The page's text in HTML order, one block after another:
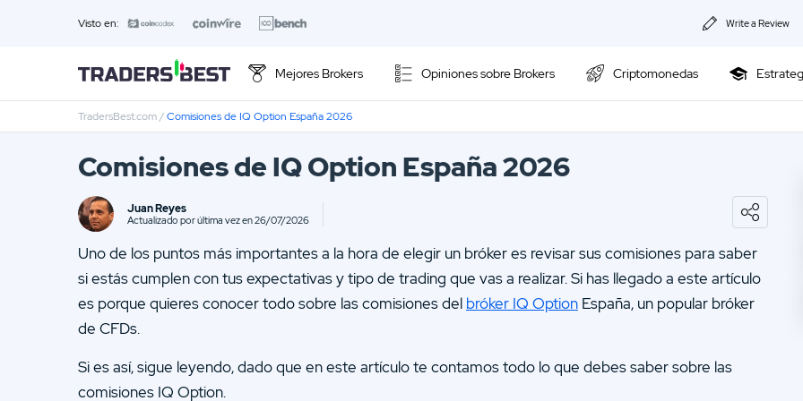
Visto en: Write a Review
Opiniones sobre HYCM
Opiniones sobre FP-
Opiniones sobre XTB
Sobre
Mejores Brokers
01. Opiniones sobre Trade Republic 02.
03. Opiniones sobre IQ Option
05. Opiniones sobre IG 06. Opiniones sobre ActivTrades
Opiniones sobre Renta 4 Opiniones sobre Capixal
09.
11. Opiniones sobre Bankinter 12. Opiniones sobre Darwinex
Opiniones sobre Brokers Criptomonedas
TradersBest.com/Comisiones de IQ Option España 2026
Comisiones de IQ Option España 2026
Juan Reyes
Actualizado por última vez en 26/07/2026
Uno de los puntos más importantes a la hora de elegir un bróker es revisar sus comisiones para saber
si estás cumplen con tus expectativas y tipo de trading que vas a realizar. Si has llegado a este artículo
es porque quieres conocer todo sobre las comisiones del bróker IQ Option España, un popular bróker
de CFDs.
Si es así, sigue leyendo, dado que en este artículo te contamos todo lo que debes saber sobre las
comisiones IQ Option.